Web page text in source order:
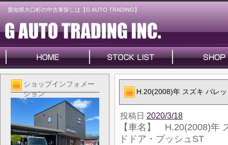
愛知県大口町の中古車探しは【G AUTO TRADING】
ショップインフォメー
ション
H.20(2008)年 スズキ パレ
投稿日 2020/3/18
【車名】 H.20(2008)年
ドドア・プッシュST